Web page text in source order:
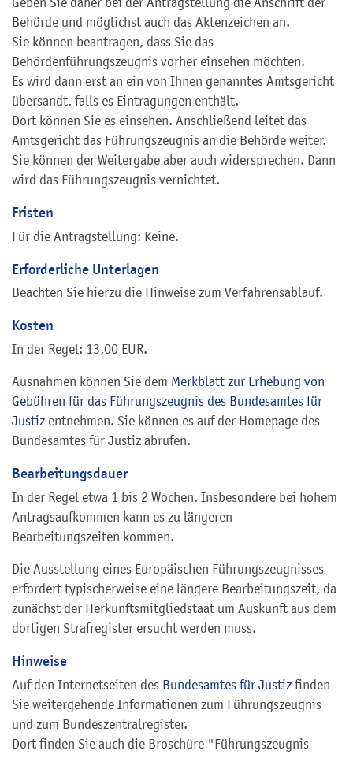
Behörde und möglichst auch das Aktenzeichen an.
Sie können beantragen, dass Sie das
Behördenführungszeugnis vorher einsehen möchten.
Es wird dann erst an ein von Ihnen genanntes Amtsgericht
übersandt, falls es Eintragungen enthält.
Dort können Sie es einsehen. Anschließend leitet das
Amtsgericht das Führungszeugnis an die Behörde weiter.
Sie können der Weitergabe aber auch widersprechen. Dann
wird das Führungszeugnis vernichtet.
Fristen
Für die Antragstellung: Keine.
Erforderliche Unterlagen
Beachten Sie hierzu die Hinweise zum Verfahrensablauf.
Kosten
In der Regel: 13,00 EUR.
Ausnahmen können Sie dem Merkblatt zur Erhebung von
Gebühren für das Führungszeugnis des Bundesamtes für
Justiz entnehmen. Sie können es auf der Homepage des
Bundesamtes für Justiz abrufen.
Bearbeitungsdauer
In der Regel etwa 1 bis 2 Wochen. Insbesondere bei hohem
Antragsaufkommen kann es zu längeren
Bearbeitungszeiten kommen.
Die Ausstellung eines Europäischen Führungszeugnisses
erfordert typischerweise eine längere Bearbeitungszeit, da
zunächst der Herkunftsmitgliedstaat um Auskunft aus dem
dortigen Strafregister ersucht werden muss.
Hinweise
Auf den Internetseiten des Bundesamtes für Justiz finden
Sie weitergehende Informationen zum Führungszeugnis
und zum Bundeszentralregister.
Dort finden Sie auch die Broschüre "Führungszeugnis